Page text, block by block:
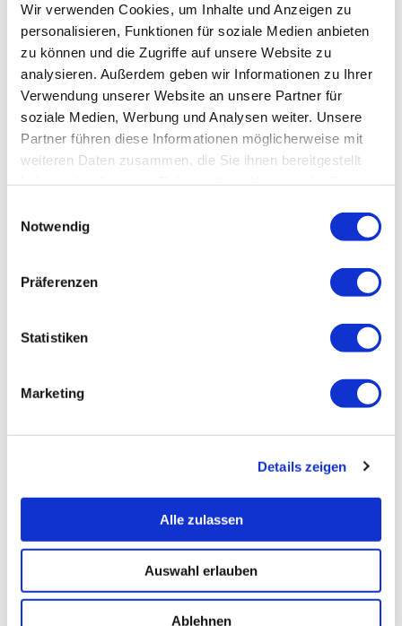
Wir verwenden Cookies, um Inhalte und Anzeigen zu
personalisieren, Funktionen für soziale Medien anbieten
zu können und die Zugriffe auf unsere Website zu
analysieren. Außerdem geben wir Informationen zu Ihrer
Verwendung unserer Website an unsere Partner für
soziale Medien, Werbung und Analysen weiter. Unsere
Partner führen diese Informationen möglicherweise mit
weiteren Daten zusammen, die Sie ihnen bereitgestellt
Notwendig
Präferenzen
Statistiken
Marketing
Details zeigen
Alle zulassen
Auswahl erlauben
Ablehnen